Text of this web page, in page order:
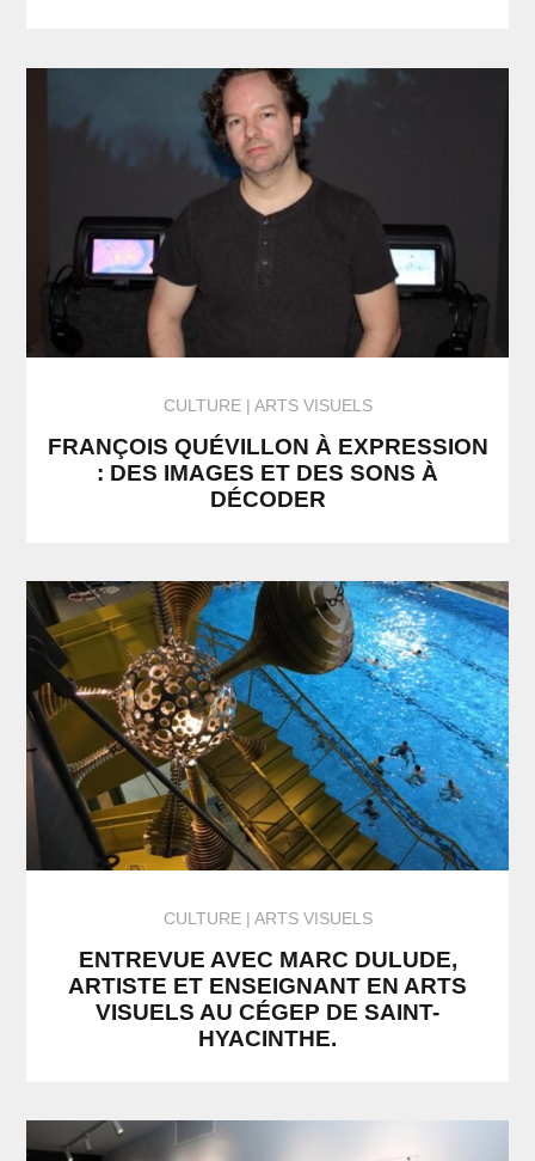
CULTURE ARTS VISUELS
FRANÇOIS QUÉVILLON À EXPRESSION
: DES IMAGES ET DES SONS À
DÉCODER
CULTURE ARTS VISUELS
ENTREVUE AVEC MARC DULUDE,
ARTISTE ET ENSEIGNANT EN ARTS
VISUELS AU CÉGEP DE SAINT-
HYACINTHE.